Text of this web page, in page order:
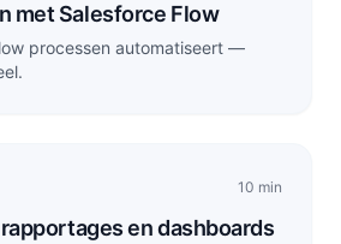
met Salesforce Flow
processen automatiseert —
10 min
en dashboards